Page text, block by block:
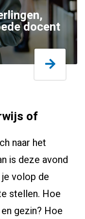
docent
of
naar het
is deze avond
volop de
stellen. Hoe
gezin? Hoe